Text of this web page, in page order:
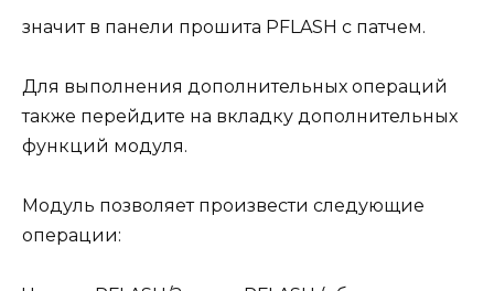
значит в панели прошита PFLASH с патчем.
Для выполнения дополнительных операций
также перейдите на вкладку дополнительных
функций модуля.
Модуль позволяет произвести следующие
операции: